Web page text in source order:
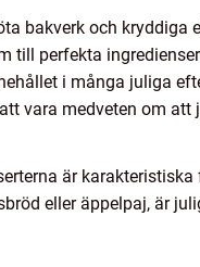
bakverk och kryddiga
till perfekta
i många juliga
vara medveten om att
är
eller äppelpaj, är